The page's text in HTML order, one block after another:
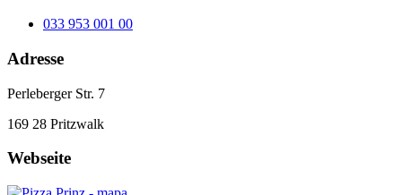
033 953 001 00
Adresse
Perleberger Str. 7
169 28 Pritzwalk
Webseite